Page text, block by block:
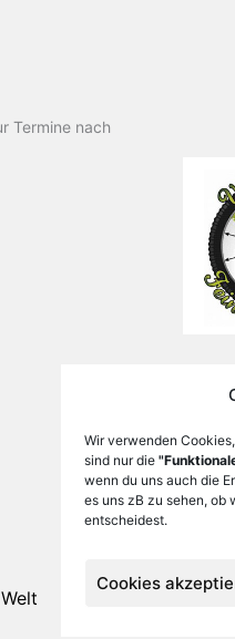
Wir verwenden
sind nur die
wenn du uns auch die
es uns zB zu sehen, ob
entscheidest.
Cookies
Termine nach